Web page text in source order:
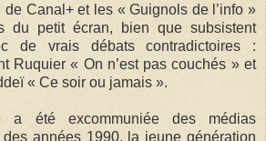
de Canal+ et les « Guignols de l’info »
du petit écran, bien que subsistent
de vrais débats contradictoires :
Ruquier « On n’est pas couchés » et
« Ce soir ou jamais ».
a été excommuniée des médias
années 1990, la jeune génération